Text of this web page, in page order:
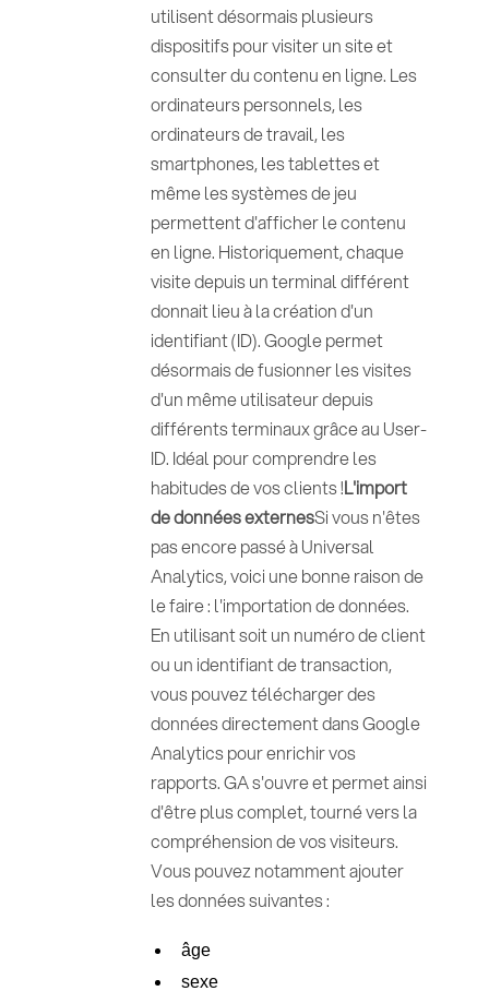
utilisent désormais plusieurs
dispositifs pour visiter un site et
consulter du contenu en ligne. Les
ordinateurs personnels, les
ordinateurs de travail, les
smartphones, les tablettes et
même les systèmes de jeu
permettent d'afficher le contenu
en ligne. Historiquement, chaque
visite depuis un terminal différent
donnait lieu à la création d'un
identifiant (ID). Google permet
désormais de fusionner les visites
d'un même utilisateur depuis
différents terminaux grâce au User-
ID. Idéal pour comprendre les
habitudes de vos clients !L'import
de données externesSi vous n'êtes
pas encore passé à Universal
Analytics, voici une bonne raison de
le faire : l'importation de données.
En utilisant soit un numéro de client
ou un identifiant de transaction,
vous pouvez télécharger des
données directement dans Google
Analytics pour enrichir vos
rapports. GA s'ouvre et permet ainsi
d'être plus complet, tourné vers la
compréhension de vos visiteurs.
Vous pouvez notamment ajouter
les données suivantes :
âge
sexe